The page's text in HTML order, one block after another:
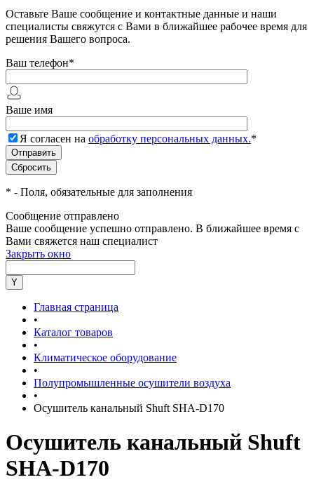
Оставьте Ваше сообщение и контактные данные и наши
специалисты свяжутся с Вами в ближайшее рабочее время для
решения Вашего вопроса.
Ваш телефон*
Ваше имя
Я согласен на обработку персональных данных.*
* - Поля, обязательные для заполнения
Сообщение отправлено
Ваше сообщение успешно отправлено. В ближайшее время с
Вами свяжется наш специалист
Закрыть окно
Главная страница
•
Каталог товаров
•
Климатическое оборудование
•
Полупромышленные осушители воздуха
•
Осушитель канальный Shuft SHA-D170
Осушитель канальный Shuft
SHA-D170